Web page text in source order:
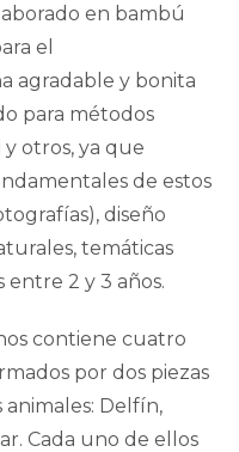
en bambú
el
agradable y bonita
para métodos
otros, ya que
de estos
diseño
temáticas
entre 2 y 3 años.
contiene cuatro
por dos piezas
Delfín,
Cada uno de ellos